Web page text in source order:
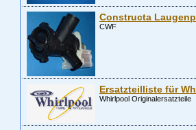
Constructa
CWF
Ersatzteilliste für
Whirlpool Originalersatzteile